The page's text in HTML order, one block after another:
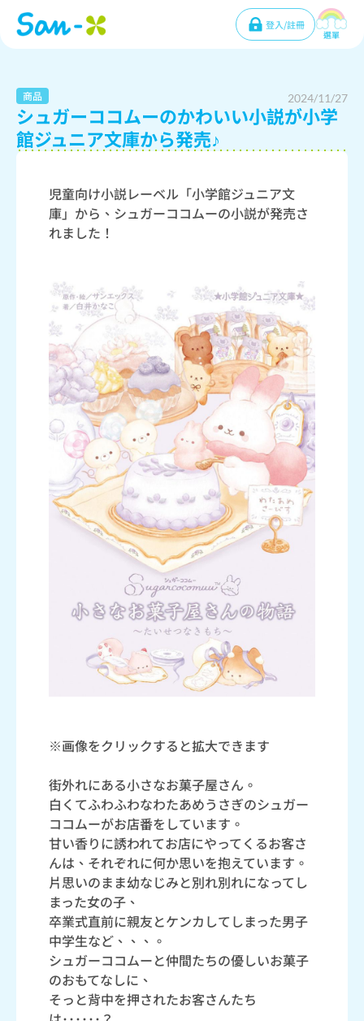
登入/註冊
選單
商品 2024/11/27
シュガーココムーのかわいい小説が小学
館ジュニア文庫から発売♪
児童向け小説レーベル「小学館ジュニア文
庫」から、シュガーココムーの小説が発売さ
れました！
※画像をクリックすると拡大できます
街外れにある小さなお菓子屋さん。
白くてふわふわなわたあめうさぎのシュガー
ココムーがお店番をしています。
甘い香りに誘われてお店にやってくるお客さ
んは、それぞれに何か思いを抱えています。
片思いのまま幼なじみと別れ別れになってし
まった女の子、
卒業式直前に親友とケンカしてしまった男子
中学生など、、、。
シュガーココムーと仲間たちの優しいお菓子
のおもてなしに、
そっと背中を押されたお客さんたち